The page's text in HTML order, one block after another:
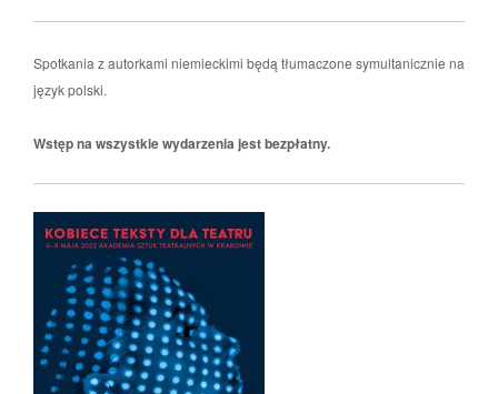
Spotkania z autorkami niemieckimi będą tłumaczone symultanicznie na
język polski.
Wstęp na wszystkie wydarzenia jest bezpłatny.